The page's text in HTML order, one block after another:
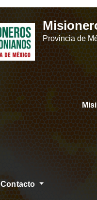
Provincia de
ÚLTIMAS
Contacto